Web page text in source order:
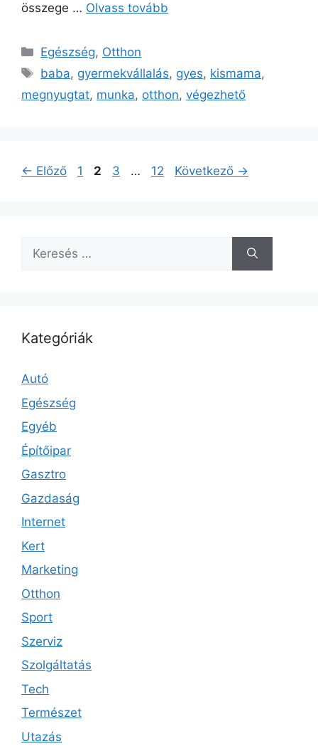
összege … Olvass tovább
Kategória
Egészség, Otthon
Címkék
baba, gyermekvállalás, gyes, kismama,
megnyugtat, munka, otthon, végezhető
← Előző Oldal
1 Oldal
2 Oldal
3 … Oldal
12 Következő →
Keresés:
Kategóriák
Autó
Egészség
Egyéb
Építőipar
Gasztro
Gazdaság
Internet
Kert
Marketing
Otthon
Sport
Szerviz
Szolgáltatás
Tech
Természet
Utazás